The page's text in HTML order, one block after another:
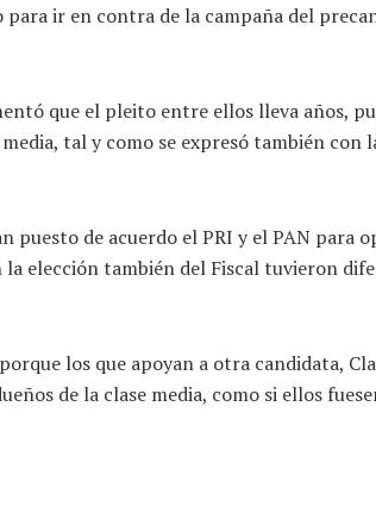
para ir en contra de la campaña del
que el pleito entre ellos lleva años,
tal y como se expresó también con
puesto de acuerdo el PRI y el PAN para
elección también del Fiscal tuvieron
los que apoyan a otra candidata,
de la clase media, como si ellos